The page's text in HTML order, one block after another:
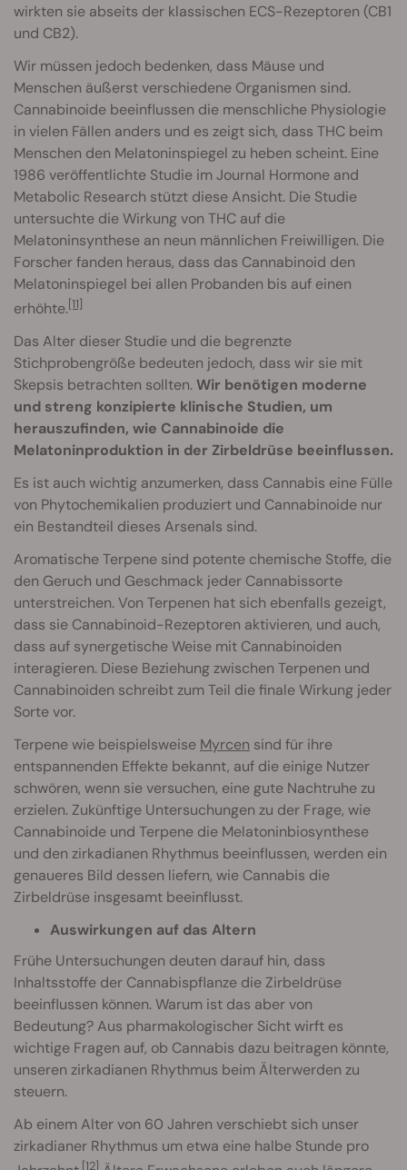
wirkten sie abseits der klassischen ECS-Rezeptoren (CB1
und CB2).
Wir müssen jedoch bedenken, dass Mäuse und
Menschen äußerst verschiedene Organismen sind.
Cannabinoide beeinflussen die menschliche Physiologie
in vielen Fällen anders und es zeigt sich, dass THC beim
Menschen den Melatoninspiegel zu heben scheint. Eine
1986 veröffentlichte Studie im Journal Hormone and
Metabolic Research stützt diese Ansicht. Die Studie
untersuchte die Wirkung von THC auf die
Melatoninsynthese an neun männlichen Freiwilligen. Die
Forscher fanden heraus, dass das Cannabinoid den
Melatoninspiegel bei allen Probanden bis auf einen
erhöhte.[11]
Das Alter dieser Studie und die begrenzte
Stichprobengröße bedeuten jedoch, dass wir sie mit
Skepsis betrachten sollten.Wir benötigen moderne
und streng konzipierte klinische Studien, um
herauszufinden, wie Cannabinoide die
Melatoninproduktion in der Zirbeldrüse beeinflussen.
Es ist auch wichtig anzumerken, dass Cannabis eine Fülle
von Phytochemikalien produziert und Cannabinoide nur
ein Bestandteil dieses Arsenals sind.
Aromatische Terpene sind potente chemische Stoffe, die
den Geruch und Geschmack jeder Cannabissorte
unterstreichen. Von Terpenen hat sich ebenfalls gezeigt,
dass sie Cannabinoid-Rezeptoren aktivieren, und auch,
dass auf synergetische Weise mit Cannabinoiden
interagieren. Diese Beziehung zwischen Terpenen und
Cannabinoiden schreibt zum Teil die finale Wirkung jeder
Sorte vor.
Terpene wie beispielsweise Myrcen sind für ihre
entspannenden Effekte bekannt, auf die einige Nutzer
schwören, wenn sie versuchen, eine gute Nachtruhe zu
erzielen. Zukünftige Untersuchungen zu der Frage, wie
Cannabinoide und Terpene die Melatoninbiosynthese
und den zirkadianen Rhythmus beeinflussen, werden ein
genaueres Bild dessen liefern, wie Cannabis die
Zirbeldrüse insgesamt beeinflusst.
Auswirkungen auf das Altern
Frühe Untersuchungen deuten darauf hin, dass
Inhaltsstoffe der Cannabispflanze die Zirbeldrüse
beeinflussen können. Warum ist das aber von
Bedeutung? Aus pharmakologischer Sicht wirft es
wichtige Fragen auf, ob Cannabis dazu beitragen könnte,
unseren zirkadianen Rhythmus beim Älterwerden zu
steuern.
Ab einem Alter von 60 Jahren verschiebt sich unser
zirkadianer Rhythmus um etwa eine halbe Stunde pro
[12]